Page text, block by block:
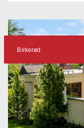
Birkerød